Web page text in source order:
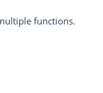
functions.